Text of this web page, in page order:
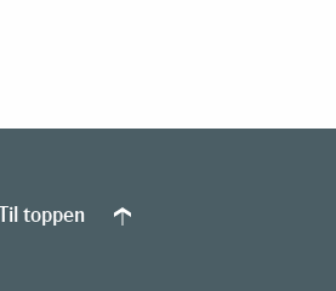
Til toppen